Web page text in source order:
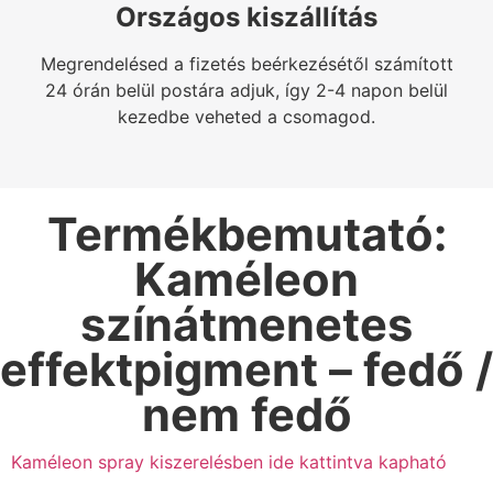
Országos kiszállítás
Megrendelésed a fizetés beérkezésétől számított
24 órán belül postára adjuk, így 2-4 napon belül
kezedbe veheted a csomagod.
Termékbemutató:
Kaméleon
színátmenetes
effektpigment – fedő /
nem fedő
Kaméleon spray kiszerelésben ide kattintva kapható